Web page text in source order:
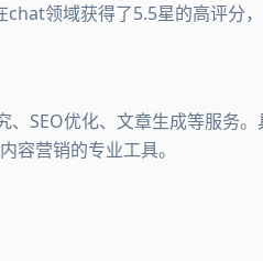
领域获得了5.5星的高评分
SEO优化、文章生成等服务
容营销的专业工具。